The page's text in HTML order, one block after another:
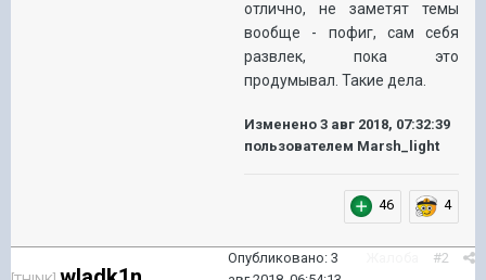
отлично, не заметят темы
вообще - пофиг, сам себя
развлек, пока это
продумывал. Такие дела.
Изменено 3 авг 2018, 07:32:39
пользователем Marsh_light
46 4
#2
Опубликовано: 3